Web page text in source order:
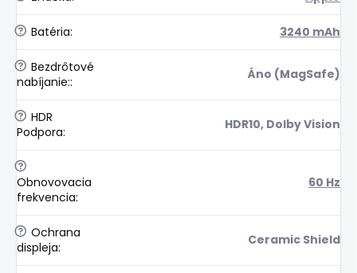
? Batéria: 3240 mAh
? Bezdrôtové
nabíjanie:: Áno (MagSafe)
? HDR
Podpora: HDR10, Dolby Vision
?
Obnovovacia
frekvencia:
60 Hz
? Ochrana
displeja: Ceramic Shield